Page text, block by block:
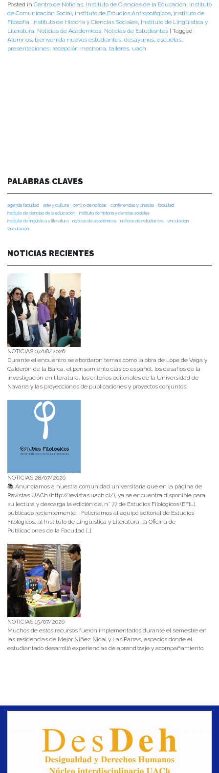
Posted in Centro de Noticias, Instituto de Ciencias de la Educación, Instituto
de Comunicación Social, Instituto de Estudios Antropológicos, Instituto de
Filosofía, Instituto de Historia y Ciencias Sociales, Instituto de Lingüística y
Literatura, Noticias de Académicos, Noticias de Estudiantes
Tagged
Alumnos, bienvenida nuevos estudiantes, desayunos, escuelas,
presentaciones, recepción mechona, talleres, uach
PALABRAS CLAVES
agenda facultad arte y cultura centro de noticias conferencias y charlas
facultad
instituto de ciencias de la educación
instituto de historia y ciencias sociales
instituto de lingüística y literatura
noticias de académicos noticias de estudiantes
vinculacion
vinculación
NOTICIAS RECIENTES
NOTICIAS 07/08/2026
Durante el encuentro se abordaron temas como la obra de Lope de Vega y
Calderón de la Barca, el pensamiento clásico español, los desafíos de la
investigación en literatura, los criterios editoriales de la Universidad de
Navarra y las proyecciones de publicaciones y proyectos conjuntos.
NOTICIAS 28/07/2026
📚 Anunciamos a nuestra comunidad universitaria que en la página de
Revistas UACh (http://revistas.uach.cl/), ya se encuentra disponible para
su lectura y descarga la edición del n° 77 de Estudios Filológicos (EFIL),
publicado recientemente. Felicitamos al equipo editorial de Estudios
Filológicos, al Instituto de Lingüística y Literatura, la Oficina de
Publicaciones de la Facultad […]
NOTICIAS 15/07/2026
Muchos de estos recursos fueron implementados durante el semestre en
las residencias de Mejor Niñez Nidal y Las Parras, espacios donde el
estudiantado desarrolló experiencias de aprendizaje y acompañamiento.